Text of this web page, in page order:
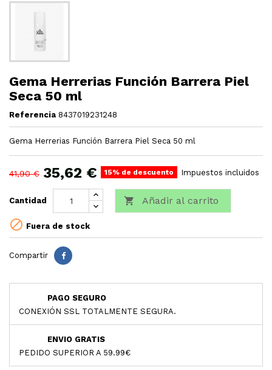
Gema Herrerias Función Barrera Piel
Seca 50 ml
Referencia 8437019231248
Gema Herrerias Función Barrera Piel Seca 50 ml
41,90 € 35,62 € 15% de descuento Impuestos incluidos
Cantidad  Añadir al carrito
 Fuera de stock
Compartir
PAGO SEGURO
CONEXIÓN SSL TOTALMENTE SEGURA.
ENVIO GRATIS
PEDIDO SUPERIOR A 59.99€